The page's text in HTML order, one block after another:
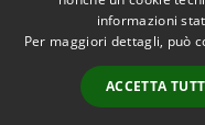
Area Interna
Dichiarazione di
accessibilità e/o
segnalazioni di non
informazioni
Per maggiori dettagli, può
ACCETTA